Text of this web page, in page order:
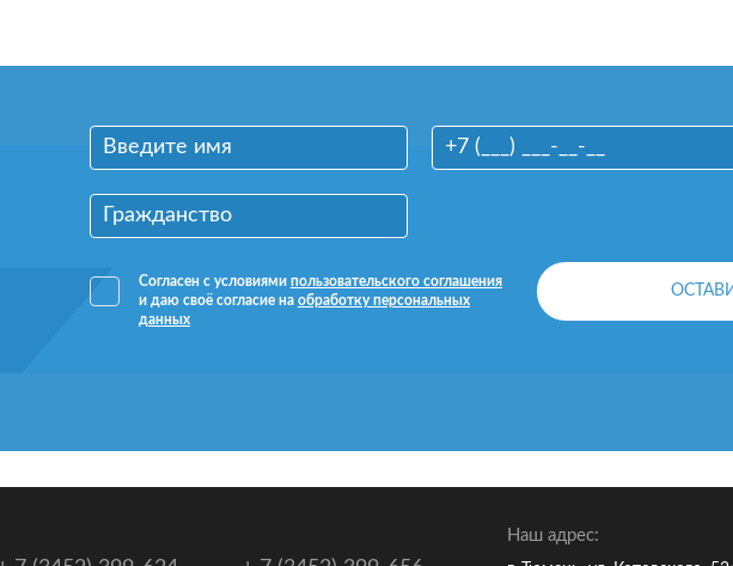
Согласен с условиями пользовательского соглашения
и даю своё согласие на обработку персональных
данных
Наш адрес: